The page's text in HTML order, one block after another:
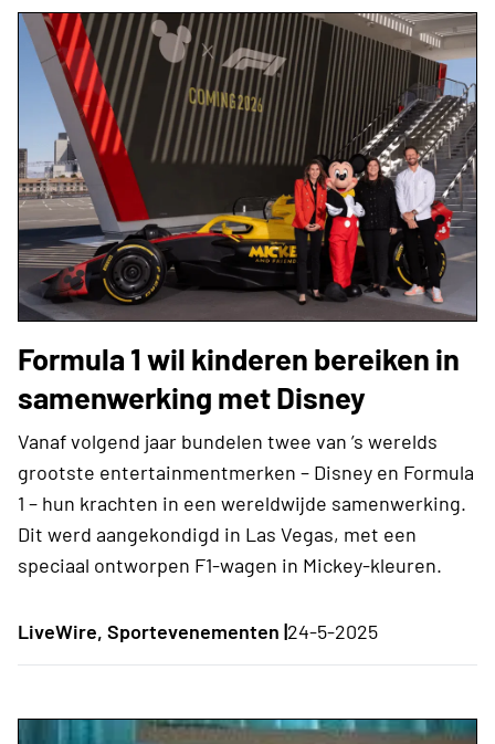
Formula 1 wil kinderen bereiken in
samenwerking met Disney
Vanaf volgend jaar bundelen twee van ’s werelds
grootste entertainmentmerken – Disney en Formula
1 – hun krachten in een wereldwijde samenwerking.
Dit werd aangekondigd in Las Vegas, met een
speciaal ontworpen F1-wagen in Mickey-kleuren.
LiveWire, Sportevenementen |24-5-2025